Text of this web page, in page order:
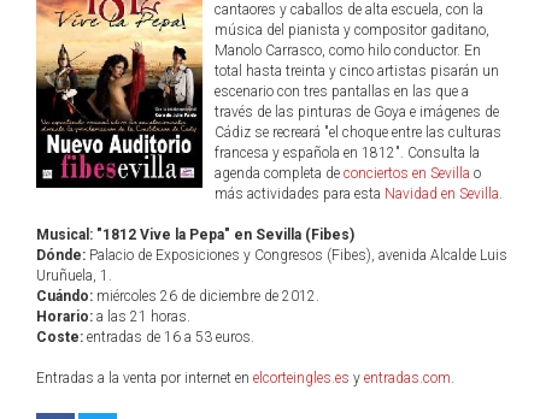
cantaores y caballos de alta escuela, con la
música del pianista y compositor gaditano,
Manolo Carrasco, como hilo conductor. En
total hasta treinta y cinco artistas pisarán un
escenario con tres pantallas en las que a
través de las pinturas de Goya e imágenes de
Cádiz se recreará "el choque entre las culturas
francesa y española en 1812". Consulta la
agenda completa de conciertos en Sevilla o
más actividades para esta Navidad en Sevilla.
Musical: "1812 Vive la Pepa" en Sevilla (Fibes)
Dónde: Palacio de Exposiciones y Congresos (Fibes), avenida Alcalde Luis
Uruñuela, 1.
Cuándo: miércoles 26 de diciembre de 2012.
Horario: a las 21 horas.
Coste: entradas de 16 a 53 euros.
Entradas a la venta por internet en elcorteingles.es y entradas.com.